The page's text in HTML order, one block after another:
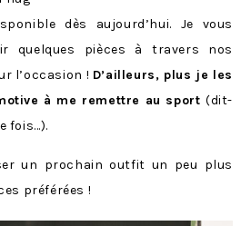
dès aujourd’hui. Je vous
quelques pièces à travers nos
l’occasion ! D’ailleurs, plus je les
à me remettre au sport (dit-
fois…).
un prochain outfit un peu plus
préférées !